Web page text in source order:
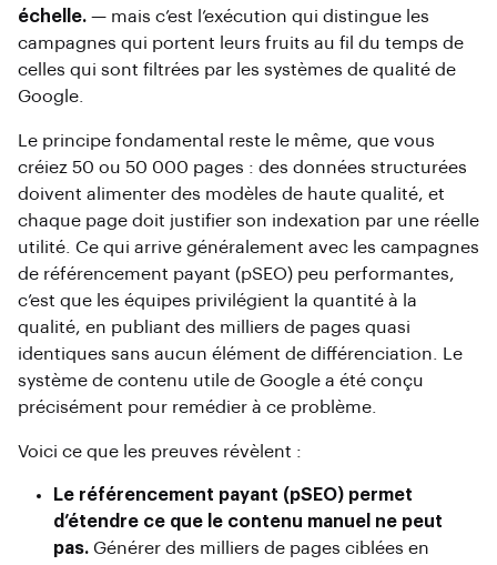
échelle. — mais c’est l’exécution qui distingue les
campagnes qui portent leurs fruits au fil du temps de
celles qui sont filtrées par les systèmes de qualité de
Google.
Le principe fondamental reste le même, que vous
créiez 50 ou 50 000 pages : des données structurées
doivent alimenter des modèles de haute qualité, et
chaque page doit justifier son indexation par une réelle
utilité. Ce qui arrive généralement avec les campagnes
de référencement payant (pSEO) peu performantes,
c’est que les équipes privilégient la quantité à la
qualité, en publiant des milliers de pages quasi
identiques sans aucun élément de différenciation. Le
système de contenu utile de Google a été conçu
précisément pour remédier à ce problème.
Voici ce que les preuves révèlent :
Le référencement payant (pSEO) permet
d’étendre ce que le contenu manuel ne peut
pas. Générer des milliers de pages ciblées en